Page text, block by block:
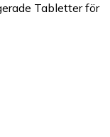
Tabletter för